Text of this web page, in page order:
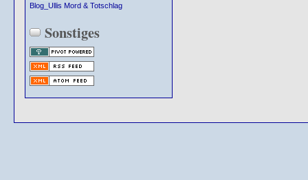
Blog_Ullis Mord & Totschlag
Sonstiges